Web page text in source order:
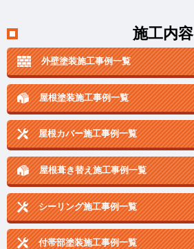
施工内容
外壁塗装施工事例一覧
屋根塗装施工事例一覧
屋根カバー施工事例一覧
屋根葺き替え施工事例一覧
シーリング施工事例一覧
付帯部塗装施工事例一覧